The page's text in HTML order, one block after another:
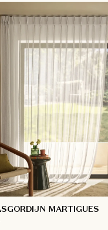
van professioneel
opmeting
montageservice.
MARTIGUES